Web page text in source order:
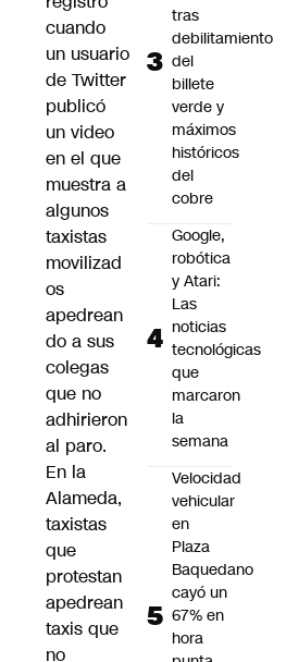
cuando
un usuario
de Twitter
publicó
un video
en el que
muestra a
algunos
taxistas
movilizad
os
apedrean
do a sus
colegas
que no
adhirieron
al paro.
En la
Alameda,
taxistas
que
protestan
apedrean
taxis que
no
tras
debilitamiento
del
billete
verde y
máximos
históricos
del
cobre
Google,
robótica
y Atari:
Las
noticias
tecnológicas
que
marcaron
la
semana
Velocidad
vehicular
en
Plaza
Baquedano
cayó un
67% en
hora